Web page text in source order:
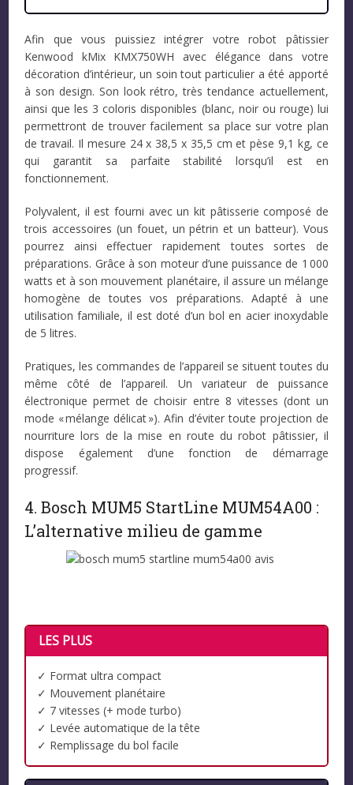
Afin que vous puissiez intégrer votre robot pâtissier
Kenwood kMix KMX750WH avec élégance dans votre
décoration d’intérieur, un soin tout particulier a été apporté
à son design. Son look rétro, très tendance actuellement,
ainsi que les 3 coloris disponibles (blanc, noir ou rouge) lui
permettront de trouver facilement sa place sur votre plan
de travail. Il mesure 24 x 38,5 x 35,5 cm et pèse 9,1 kg, ce
qui garantit sa parfaite stabilité lorsqu’il est en
fonctionnement.
Polyvalent, il est fourni avec un kit pâtisserie composé de
trois accessoires (un fouet, un pétrin et un batteur). Vous
pourrez ainsi effectuer rapidement toutes sortes de
préparations. Grâce à son moteur d’une puissance de 1 000
watts et à son mouvement planétaire, il assure un mélange
homogène de toutes vos préparations. Adapté à une
utilisation familiale, il est doté d’un bol en acier inoxydable
de 5 litres.
Pratiques, les commandes de l’appareil se situent toutes du
même côté de l’appareil. Un variateur de puissance
électronique permet de choisir entre 8 vitesses (dont un
mode « mélange délicat »). Afin d’éviter toute projection de
nourriture lors de la mise en route du robot pâtissier, il
dispose également d’une fonction de démarrage
progressif.
4. Bosch MUM5 StartLine MUM54A00 :
L’alternative milieu de gamme
LES PLUS
✓ Format ultra compact
✓ Mouvement planétaire
✓ 7 vitesses (+ mode turbo)
✓ Levée automatique de la tête
✓ Remplissage du bol facile